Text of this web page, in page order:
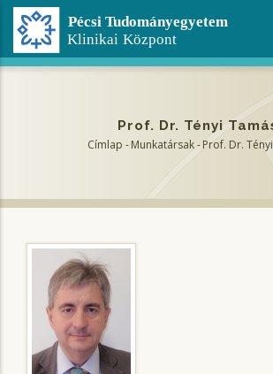
Ugrás
tartalomra
Prof. Dr. Tényi
Címlap - Munkatársak - Prof. Dr.